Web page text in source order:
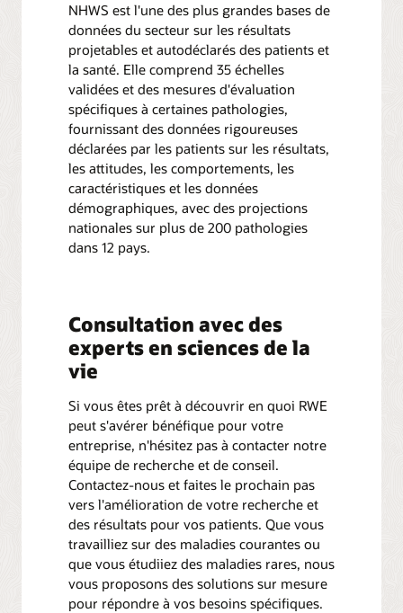
NHWS est l'une des plus grandes bases de
données du secteur sur les résultats
projetables et autodéclarés des patients et
la santé. Elle comprend 35 échelles
validées et des mesures d'évaluation
spécifiques à certaines pathologies,
fournissant des données rigoureuses
déclarées par les patients sur les résultats,
les attitudes, les comportements, les
caractéristiques et les données
démographiques, avec des projections
nationales sur plus de 200 pathologies
dans 12 pays.
Consultation avec des
experts en sciences de la
vie
Si vous êtes prêt à découvrir en quoi RWE
peut s'avérer bénéfique pour votre
entreprise, n'hésitez pas à contacter notre
équipe de recherche et de conseil.
Contactez-nous et faites le prochain pas
vers l'amélioration de votre recherche et
des résultats pour vos patients. Que vous
travailliez sur des maladies courantes ou
que vous étudiiez des maladies rares, nous
vous proposons des solutions sur mesure
pour répondre à vos besoins spécifiques.